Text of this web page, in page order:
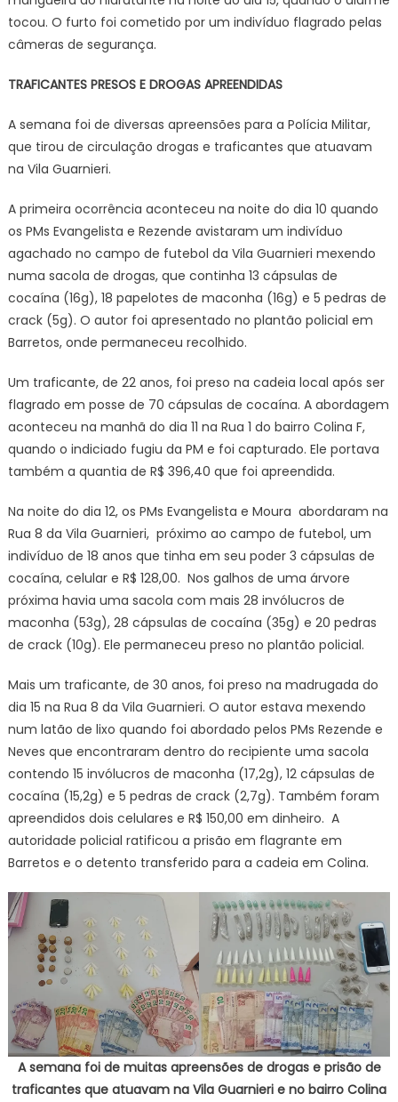
tocou. O furto foi cometido por um indivíduo flagrado pelas
câmeras de segurança.
TRAFICANTES PRESOS E DROGAS APREENDIDAS
A semana foi de diversas apreensões para a Polícia Militar,
que tirou de circulação drogas e traficantes que atuavam
na Vila Guarnieri.
A primeira ocorrência aconteceu na noite do dia 10 quando
os PMs Evangelista e Rezende avistaram um indivíduo
agachado no campo de futebol da Vila Guarnieri mexendo
numa sacola de drogas, que continha 13 cápsulas de
cocaína (16g), 18 papelotes de maconha (16g) e 5 pedras de
crack (5g). O autor foi apresentado no plantão policial em
Barretos, onde permaneceu recolhido.
Um traficante, de 22 anos, foi preso na cadeia local após ser
flagrado em posse de 70 cápsulas de cocaína. A abordagem
aconteceu na manhã do dia 11 na Rua 1 do bairro Colina F,
quando o indiciado fugiu da PM e foi capturado. Ele portava
também a quantia de R$ 396,40 que foi apreendida.
Na noite do dia 12, os PMs Evangelista e Moura abordaram na
Rua 8 da Vila Guarnieri, próximo ao campo de futebol, um
indivíduo de 18 anos que tinha em seu poder 3 cápsulas de
cocaína, celular e R$ 128,00. Nos galhos de uma árvore
próxima havia uma sacola com mais 28 invólucros de
maconha (53g), 28 cápsulas de cocaína (35g) e 20 pedras
de crack (10g). Ele permaneceu preso no plantão policial.
Mais um traficante, de 30 anos, foi preso na madrugada do
dia 15 na Rua 8 da Vila Guarnieri. O autor estava mexendo
num latão de lixo quando foi abordado pelos PMs Rezende e
Neves que encontraram dentro do recipiente uma sacola
contendo 15 invólucros de maconha (17,2g), 12 cápsulas de
cocaína (15,2g) e 5 pedras de crack (2,7g). Também foram
apreendidos dois celulares e R$ 150,00 em dinheiro. A
autoridade policial ratificou a prisão em flagrante em
Barretos e o detento transferido para a cadeia em Colina.
A semana foi de muitas apreensões de drogas e prisão de
traficantes que atuavam na Vila Guarnieri e no bairro Colina